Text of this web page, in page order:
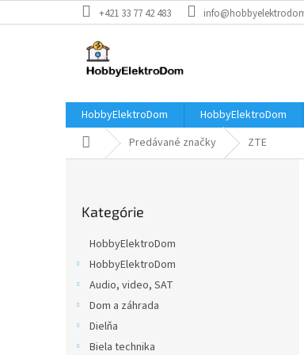
na
+421 33 77 42 483
HobbyElektroDom HobbyElektroDom
DomovPredávané značky ZTE
kategórie
Kategórie
HobbyElektroDom
HobbyElektroDom
Audio, video, SAT
Dom a záhrada
Dielňa
Biela technika